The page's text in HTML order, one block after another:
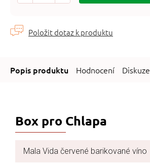
Hodnocení Diskuze
Box pro Chlapa
Mala Vida červené barikované víno